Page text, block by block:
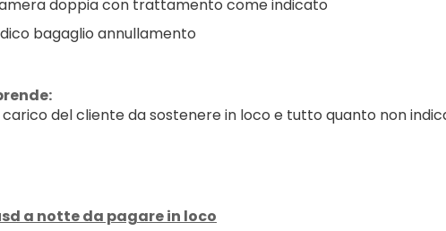
doppia con trattamento come indicato
bagaglio annullamento
carico del cliente da sostenere in loco e tutto quanto non
a notte da pagare in loco